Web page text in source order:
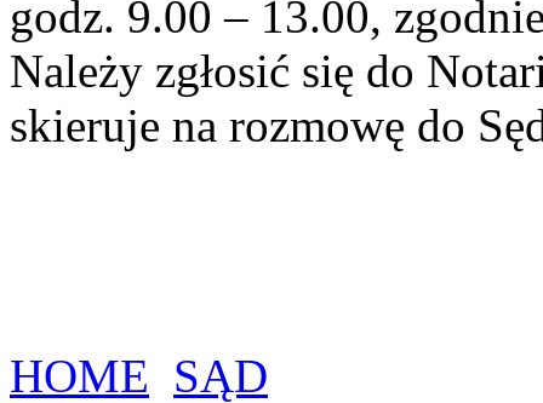
godz. 9.00 – 13.00,
Należy zgłosić się do
skieruje na rozmowę do
HOME SĄD